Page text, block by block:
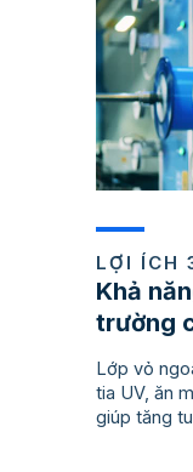
LỢI ÍCH
Khả
trường
Lớp vỏ
tia UV, ăn
giúp tăng